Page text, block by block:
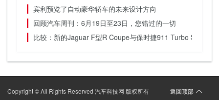
宾利预览了自动豪华轿车的未来设计方向
回顾汽车周刊：6月19日至23日，您错过的一切
比较：新的Jaguar F型R Coupe与保时捷911 Turbo S.
Copyright © All Rights Reserved 汽车科技网 版权所有 返回顶部